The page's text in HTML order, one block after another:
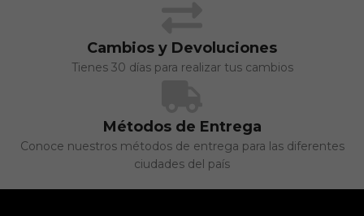
Cambios y Devoluciones
Tienes 30 días para realizar tus cambios
Métodos de Entrega
Conoce nuestros métodos de entrega para las diferentes
ciudades del país